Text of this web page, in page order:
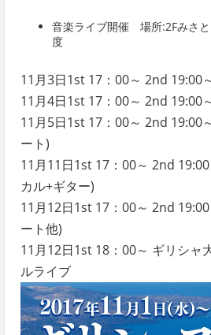
音楽ライブ開催 場所:2Fみさ
度
11月3日1st 17：00～ 2nd
11月4日1st 17：00～ 2nd
11月5日1st 17：00～ 2nd
ート)
11月11日1st 17：00～ 2nd
カル+ギター)
11月12日1st 17：00～ 2nd
ート他)
11月12日1st 18：00～ ギリシ
ルライブ